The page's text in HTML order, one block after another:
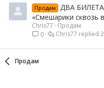
Продам
ДВА БИЛЕТА
«Смешарики сквозь
Chris77
Продам
0
Chris77
Продам